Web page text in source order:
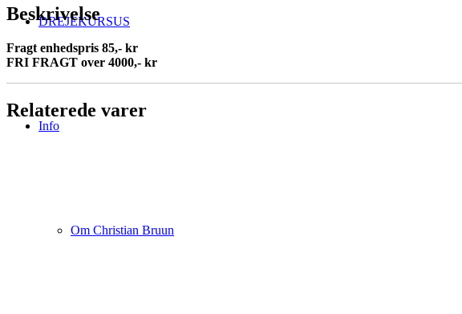
DREJEKURSUS
Info
Om Christian Bruun
II
antal
Beskrivelse
Fragt enhedspris 85,- kr
FRI FRAGT over 4000,- kr
Relaterede varer